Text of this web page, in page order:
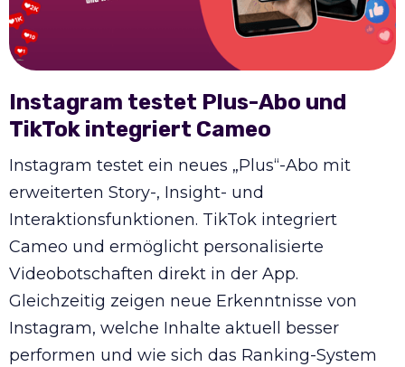
Instagram testet Plus-Abo und
TikTok integriert Cameo
Instagram testet ein neues „Plus“-Abo mit
erweiterten Story-, Insight- und
Interaktionsfunktionen. TikTok integriert
Cameo und ermöglicht personalisierte
Videobotschaften direkt in der App.
Gleichzeitig zeigen neue Erkenntnisse von
Instagram, welche Inhalte aktuell besser
performen und wie sich das Ranking-System